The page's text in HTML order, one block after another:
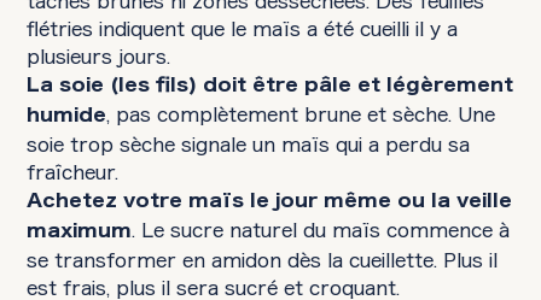
flétries indiquent que le maïs a été cueilli il y a
plusieurs jours.
La soie (les fils) doit être pâle et légèrement
humide, pas complètement brune et sèche. Une
soie trop sèche signale un maïs qui a perdu sa
fraîcheur.
Achetez votre maïs le jour même ou la veille
maximum. Le sucre naturel du maïs commence à
se transformer en amidon dès la cueillette. Plus il
est frais, plus il sera sucré et croquant.